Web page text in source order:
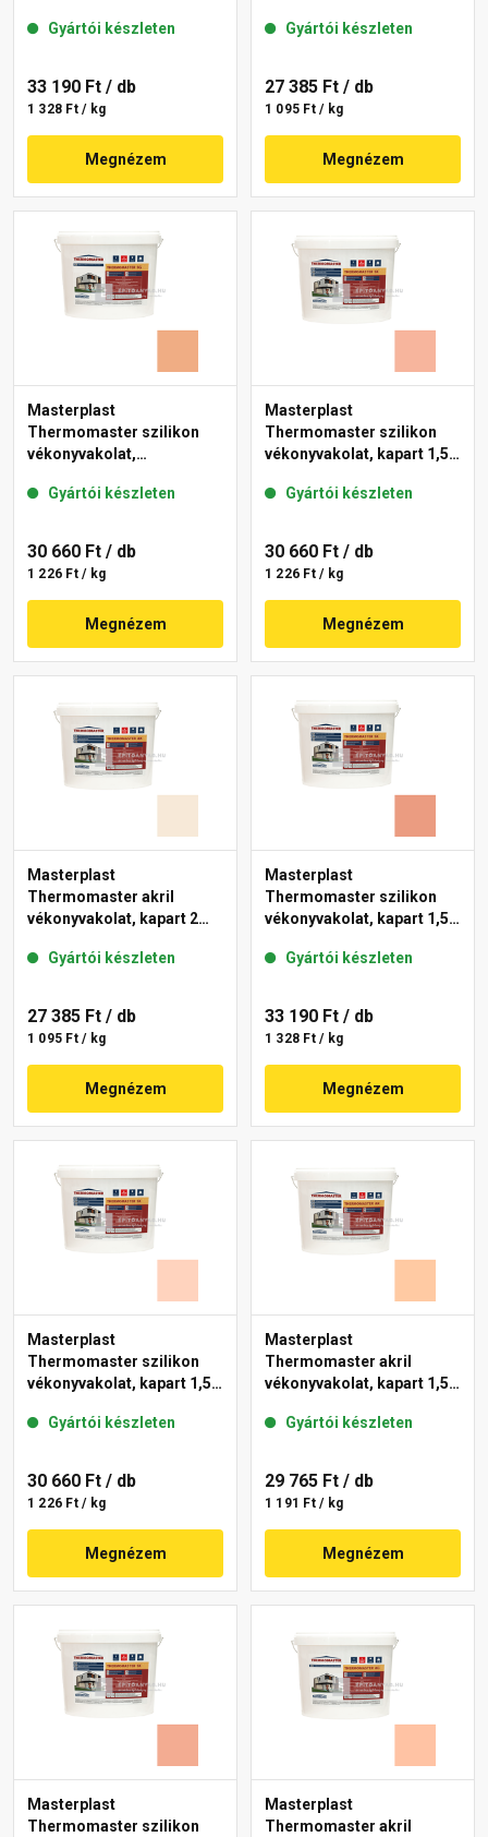
Gyártói készleten
33 190 Ft / db
1 328 Ft / kg
Megnézem
17-D 25 kg
Gyártói készleten
27 385 Ft / db
1 095 Ft / kg
Megnézem
Masterplast
Thermomaster szilikon
vékonyvakolat,
11-C 25 kg
Gyártói készleten
30 660 Ft / db
1 226 Ft / kg
Megnézem
Masterplast
Thermomaster szilikon
vékonyvakolat, kapart 1,5
Gyártói készleten
30 660 Ft / db
1 226 Ft / kg
Megnézem
Masterplast
Thermomaster akril
vékonyvakolat, kapart 2
Gyártói készleten
27 385 Ft / db
1 095 Ft / kg
Megnézem
Masterplast
Thermomaster szilikon
vékonyvakolat, kapart 1,5
Gyártói készleten
33 190 Ft / db
1 328 Ft / kg
Megnézem
Masterplast
Thermomaster szilikon
vékonyvakolat, kapart 1,5
Gyártói készleten
30 660 Ft / db
1 226 Ft / kg
Megnézem
Masterplast
Thermomaster akril
vékonyvakolat, kapart 1,5
Gyártói készleten
29 765 Ft / db
1 191 Ft / kg
Megnézem
Masterplast
Thermomaster szilikon
Masterplast
Thermomaster akril